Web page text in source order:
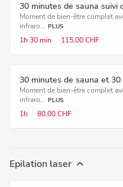
30 minutes de sauna suivi
Moment de bien-être complet
infraro... PLUS
1h 30 min 115,00 CHF
30 minutes de sauna et
Moment de bien-être complet
infraro... PLUS
1h 80,00 CHF
Epilation laser